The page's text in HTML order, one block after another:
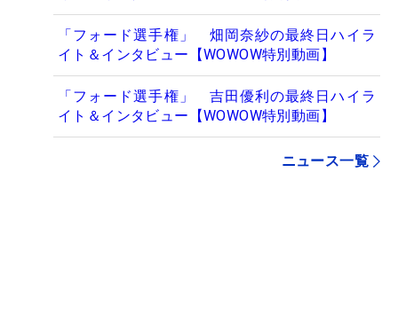
「フォード選手権」 畑岡奈紗の最終日ハイラ
イト＆インタビュー【WOWOW特別動画】
「フォード選手権」 吉田優利の最終日ハイラ
イト＆インタビュー【WOWOW特別動画】
ニュース一覧